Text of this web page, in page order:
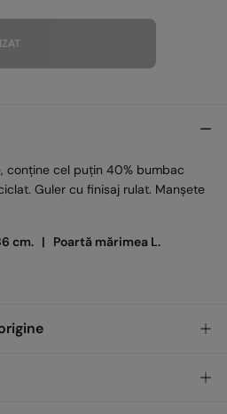
conține cel puțin 40% bumbac
Guler cu finisaj rulat. Manșete
cm. | Poartă mărimea L.